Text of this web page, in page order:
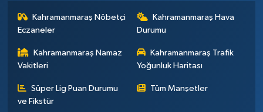
Kahramanmaraş Nöbetçi
Eczaneler
Kahramanmaraş Hava
Durumu
Kahramanmaraş Namaz
Vakitleri
Kahramanmaraş Trafik
Yoğunluk Haritası
Süper Lig Puan Durumu
ve Fikstür
Tüm Manşetler